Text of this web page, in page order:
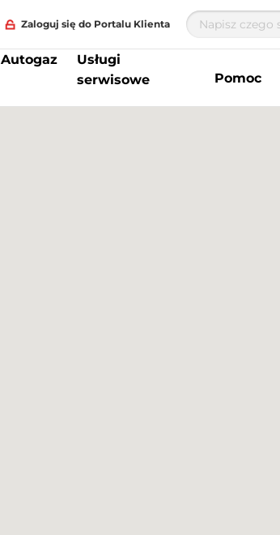
Zaloguj się do Portalu Klienta
Autogaz
Usługi
serwisowe
Pomoc